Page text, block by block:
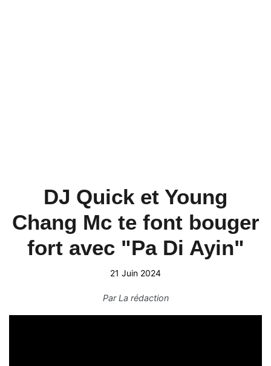
DJ Quick et Young
Chang Mc te font bouger
fort avec "Pa Di Ayin"
21 Juin 2024
ParLa rédaction